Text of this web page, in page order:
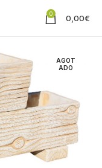
0 0,00€
AGOT
ADO